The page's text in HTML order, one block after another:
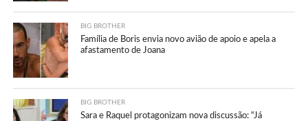
BIG BROTHER
Família de Boris envia novo avião de apoio e apela a
afastamento de Joana
BIG BROTHER
Sara e Raquel protagonizam nova discussão: “Já